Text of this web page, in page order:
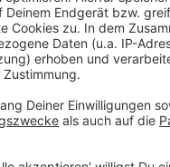
gesträhnt, etwas länger
lediglich ein T-Shirt
Hochdeutsch"